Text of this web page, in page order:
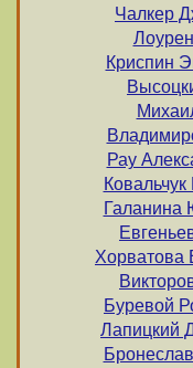
Чалкер
Криспин
Рау
Галанина
Хорватова
Буревой
Лапицкий